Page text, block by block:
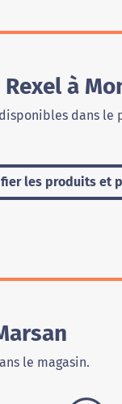
à
dans le
les produits et
le magasin.